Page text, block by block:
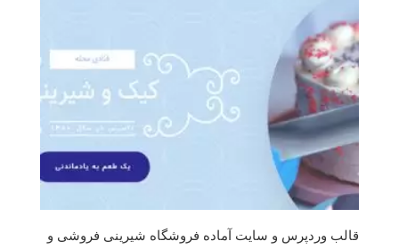
قالب وردپرس و سایت آماده فروشگاه شیرینی فروشی و